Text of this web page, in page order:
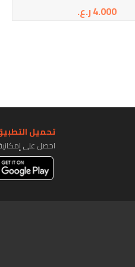
4.000ر.ع.
تحميل
احصل على